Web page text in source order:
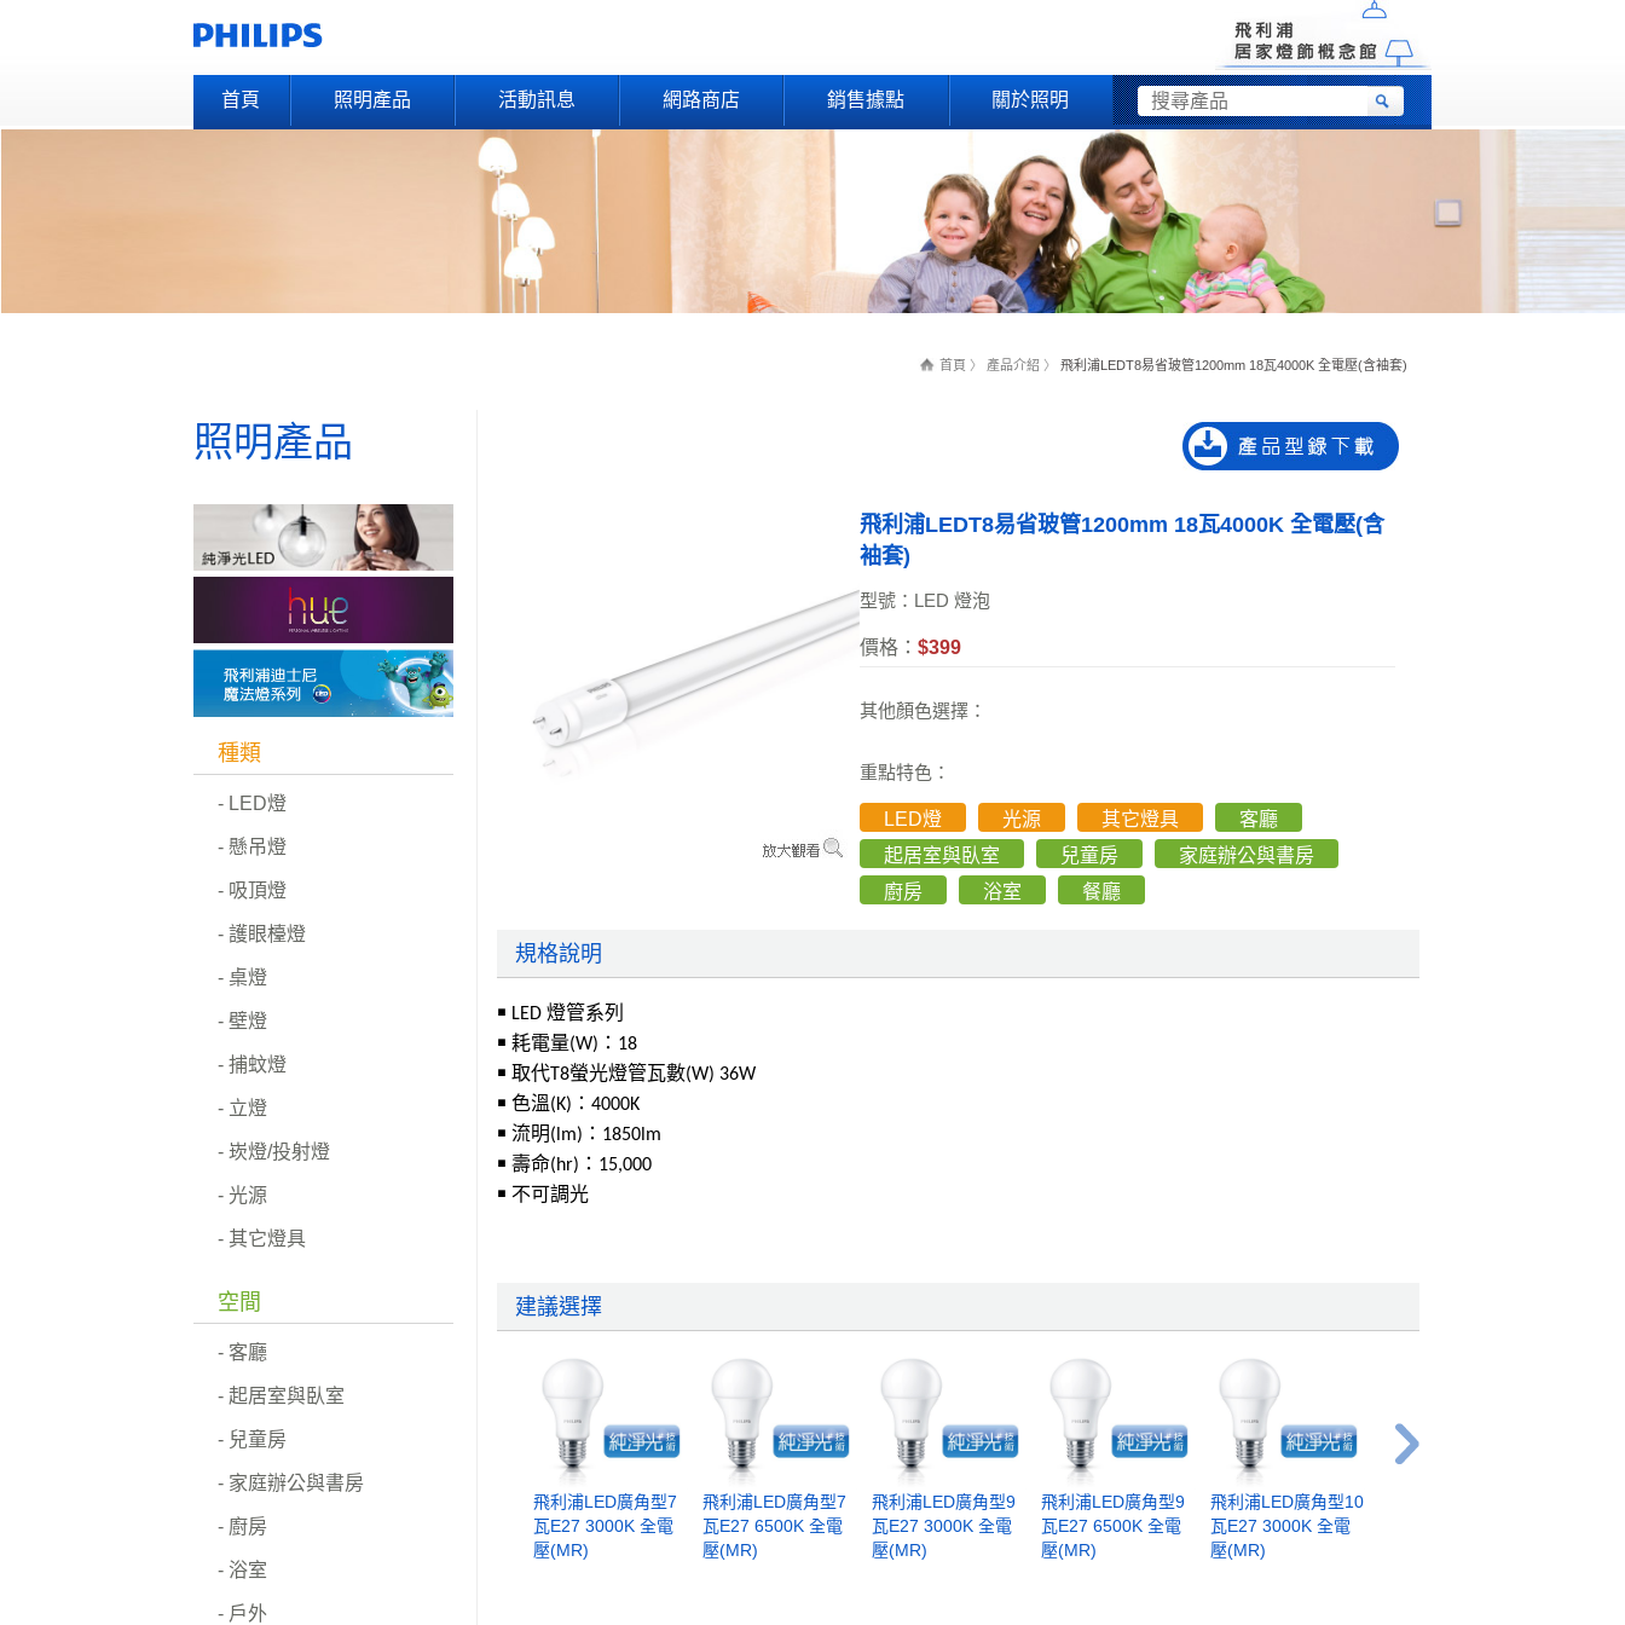
首頁 照明產品 活動訊息 網路商店 銷售據點 關於照明
首頁 〉 產品介紹 〉 飛利浦LEDT8易省玻管1200mm 18瓦4000K 全電壓(含袖套)
照明產品
種類
- LED燈
- 懸吊燈
- 吸頂燈
- 護眼檯燈
- 桌燈
- 壁燈
- 捕蚊燈
- 立燈
- 崁燈/投射燈
- 光源
- 其它燈具
空間
- 客廳
- 起居室與臥室
- 兒童房
- 家庭辦公與書房
- 廚房
- 浴室
- 戶外
飛利浦LEDT8易省玻管1200mm 18瓦4000K 全電壓(含
袖套)
型號：LED 燈泡
價格： $399
其他顏色選擇：
重點特色：
LED燈 光源 其它燈具
客廳
起居室與臥室
兒童房
家庭辦公與書房
廚房
浴室 餐廳
規格說明
￭ LED 燈管系列
￭ 耗電量(W)：18
￭ 取代T8螢光燈管瓦數(W) 36W
￭ 色溫(K)：4000K
￭ 流明(lm)：1850lm
￭ 壽命(hr)：15,000
￭ 不可調光
建議選擇
飛利浦LED廣角型7
瓦E27 3000K 全電
壓(MR)
飛利浦LED廣角型7
瓦E27 6500K 全電
壓(MR)
飛利浦LED廣角型9
瓦E27 3000K 全電
壓(MR)
飛利浦LED廣角型9
瓦E27 6500K 全電
壓(MR)
飛利浦LED廣角型10
瓦E27 3000K 全電
壓(MR)